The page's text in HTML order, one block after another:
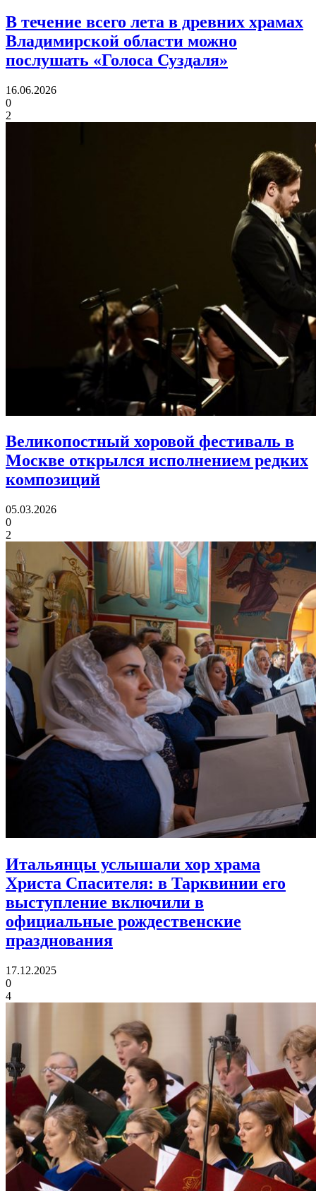
В течение всего лета в древних храмах
Владимирской области можно
послушать «Голоса Суздаля»
16.06.2026
0
2
Великопостный хоровой фестиваль в
Москве открылся исполнением редких
композиций
05.03.2026
0
2
Итальянцы услышали хор храма
Христа Спасителя: в Тарквинии его
выступление включили в
официальные рождественские
празднования
17.12.2025
0
4